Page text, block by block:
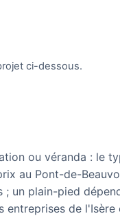
ci-dessous.
ou véranda : le
au Pont-de-
; un plain-pied
entreprises de